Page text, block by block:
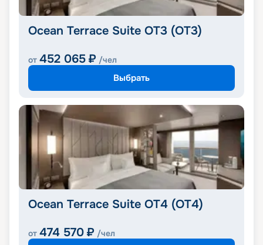
Ocean Terrace Suite OT3 (OT3)
от 452 065 ₽ /чел
Выбрать
Ocean Terrace Suite OT4 (OT4)
от 474 570 ₽ /чел